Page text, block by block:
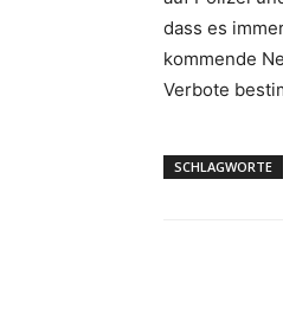
dass es
kommende
Verbote
SCHLAGWORTE